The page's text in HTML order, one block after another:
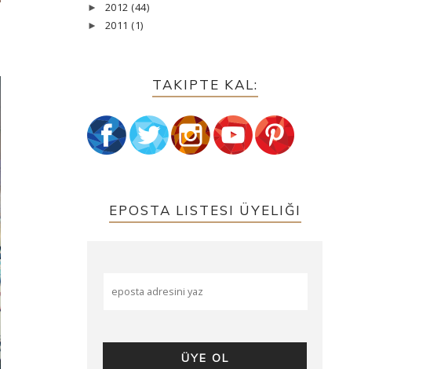
► 2012 (44)
► 2011 (1)
TAKIPTE KAL:
EPOSTA LISTESI ÜYELIĞI